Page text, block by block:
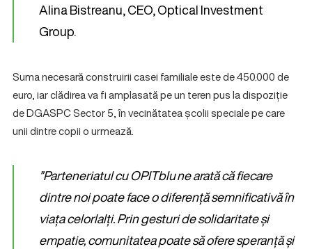
Alina Bistreanu, CEO, Optical Investment
Group.
Suma necesară construirii casei familiale este de 450.000 de
euro, iar clădirea va fi amplasată pe un teren pus la dispoziție
de DGASPC Sector 5, în vecinătatea școlii speciale pe care
unii dintre copii o urmează.
”Parteneriatul cu OPITblu ne arată că fiecare
dintre noi poate face o diferență semnificativă în
viața celorlalți. Prin gesturi de solidaritate și
empatie, comunitatea poate să ofere speranță și